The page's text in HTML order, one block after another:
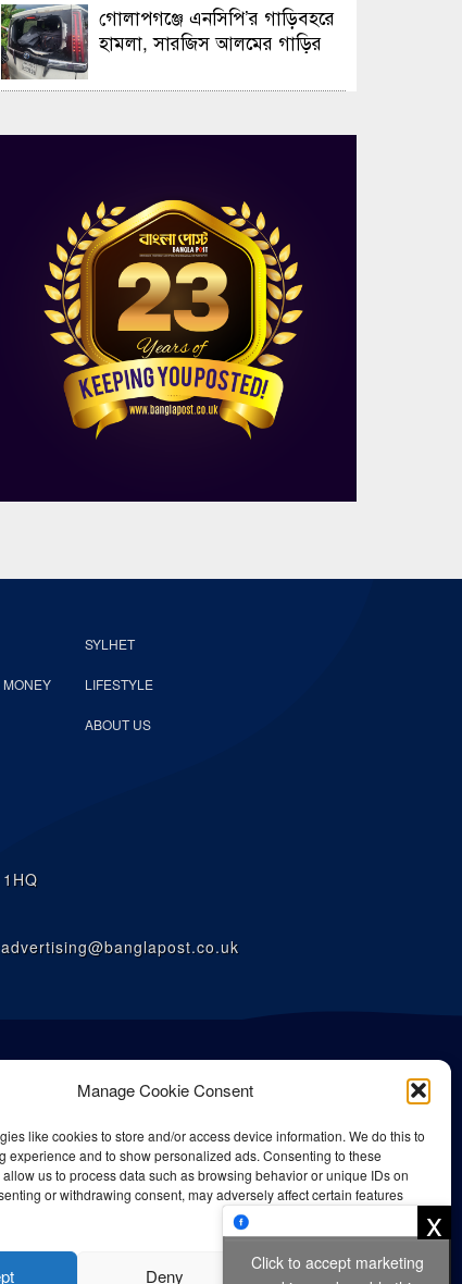
Manage Cookie Consent
like cookies to store and/or access device information. We do this to
experience and to show personalized ads. Consenting to these
us to process data such as browsing behavior or unique IDs on
or withdrawing consent, may adversely affect certain features
Deny View preferences
গোলাপগঞ্জে এনসিপি’র গাড়িবহরে
হামলা, সারজিস আলমের গাড়ির
SYLHET
MONEY LIFESTYLE
ABOUT US
prohibited.
x
Click to accept marketing